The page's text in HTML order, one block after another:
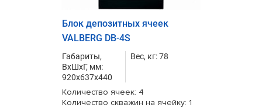
Блок депозитных ячеек
VALBERG DB-4S
Габариты,
ВxШxГ, мм:
920x637x440
Вес, кг: 78
Количество ячеек: 4
Количество скважин на ячейку: 1